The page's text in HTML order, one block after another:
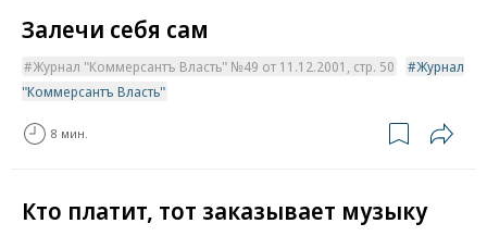
Залечи себя сам
Журнал "Коммерсантъ Власть" №49 от 11.12.2001, стр. 50
Журнал
"Коммерсантъ Власть"
8 мин.
Кто платит, тот заказывает музыку